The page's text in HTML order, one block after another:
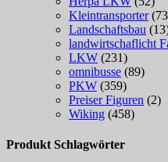
Kleintransporter
Landschaftsbau
landwirtschaflicht
LKW (231)
omnibusse (89)
PKW (359)
Preiser Figuren (2)
Wiking (458)
Produkt Schlagwörter